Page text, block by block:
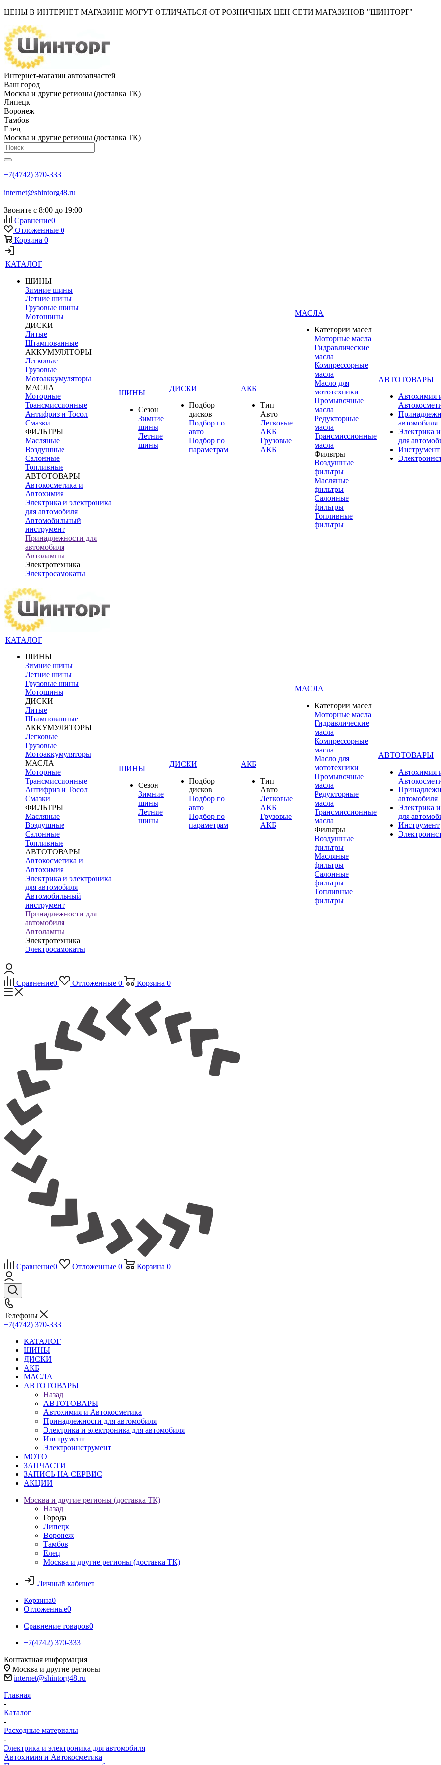
ЦЕНЫ В ИНТЕРНЕТ МАГАЗИНЕ МОГУТ ОТЛИЧАТЬСЯ ОТ РОЗНИЧНЫХ ЦЕН СЕТИ МАГАЗИНОВ "ШИНТОРГ"
Интернет-магазин автозапчастей
Ваш город
Москва и другие регионы (доставка ТК)
Липецк
Воронеж
Тамбов
Елец
Москва и другие регионы (доставка ТК)
+7(4742) 370-333
internet@shintorg48.ru
Звоните с 8:00 до 19:00
Сравнение0
Отложенные 0
Корзина 0
КАТАЛОГ
ШИНЫ
Зимние шины
Летние шины
Грузовые шины
Мотошины
ДИСКИ
Литые
Штампованные
АККУМУЛЯТОРЫ
Легковые
Грузовые
Мотоаккумуляторы
МАСЛА
Моторные
Трансмиссионные
Антифриз и Тосол
Смазки
ФИЛЬТРЫ
Масляные
Воздушные
Салонные
Топливные
АВТОТОВАРЫ
Автокосметика и
Автохимия
Электрика и электроника
для автомобиля
Автомобильный
инструмент
Принадлежности для
автомобиля
Автолампы
Электротехника
Электросамокаты
ШИНЫ
Сезон
Зимние
шины
Летние
шины
ДИСКИ
Подбор
дисков
Подбор по
авто
Подбор по
параметрам
АКБ
Тип
Авто
Легковые
АКБ
Грузовые
АКБ
МАСЛА
Категории масел
Моторные масла
Гидравлические
масла
Компрессорные
масла
Масло для
мототехники
Промывочные
масла
Редукторные
масла
Трансмиссионные
масла
Фильтры
Воздушные
фильтры
Масляные
фильтры
Салонные
фильтры
Топливные
фильтры
АВТОТОВАРЫ
Автохимия
автомобиля
Электрика
для
Инструмент
КАТАЛОГ
ШИНЫ
Зимние шины
Летние шины
Грузовые шины
Мотошины
ДИСКИ
Литые
Штампованные
АККУМУЛЯТОРЫ
Легковые
Грузовые
Мотоаккумуляторы
МАСЛА
Моторные
Трансмиссионные
Антифриз и Тосол
Смазки
ФИЛЬТРЫ
Масляные
Воздушные
Салонные
Топливные
АВТОТОВАРЫ
Автокосметика и
Автохимия
Электрика и электроника
для автомобиля
Автомобильный
инструмент
Принадлежности для
автомобиля
Автолампы
Электротехника
Электросамокаты
ШИНЫ
Сезон
Зимние
шины
Летние
шины
ДИСКИ
Подбор
дисков
Подбор по
авто
Подбор по
параметрам
АКБ
Тип
Авто
Легковые
АКБ
Грузовые
АКБ
МАСЛА
Категории масел
Моторные масла
Гидравлические
масла
Компрессорные
масла
Масло для
мототехники
Промывочные
масла
Редукторные
масла
Трансмиссионные
масла
Фильтры
Воздушные
фильтры
Масляные
фильтры
Салонные
фильтры
Топливные
фильтры
АВТОТОВАРЫ
Автохимия
автомобиля
Электрика
для
Инструмент
Сравнение0 Отложенные 0 Корзина 0
Сравнение0 Отложенные 0 Корзина 0
Телефоны
+7(4742) 370-333
КАТАЛОГ
ШИНЫ
ДИСКИ
АКБ
МАСЛА
АВТОТОВАРЫ
Назад
АВТОТОВАРЫ
Автохимия и Автокосметика
Принадлежности для автомобиля
Электрика и электроника для автомобиля
Инструмент
Электроинструмент
МОТО
ЗАПЧАСТИ
ЗАПИСЬ НА СЕРВИС
АКЦИИ
Москва и другие регионы (доставка ТК)
Назад
Города
Липецк
Воронеж
Тамбов
Елец
Москва и другие регионы (доставка ТК)
Личный кабинет
Корзина0
Отложенные0
Сравнение товаров0
+7(4742) 370-333
Контактная информация
Москва и другие регионы
internet@shintorg48.ru
Главная
-
Каталог
-
Расходные материалы
-
Электрика и электроника для автомобиля
Автохимия и Автокосметика